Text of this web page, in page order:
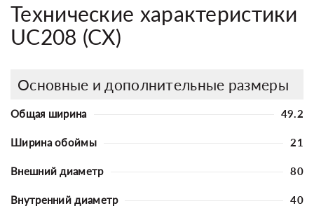
Технические характеристики
UC208 (CX)
Основные и дополнительные размеры
Общая ширина 49.2
Ширина обоймы 21
Внешний диаметр 80
Внутренний диаметр 40